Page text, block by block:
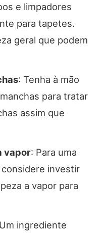
e limpadores
para tapetes.
geral que podem
: Tenha à mão
para tratar
assim que
vapor: Para uma
investir
a vapor para
ingrediente